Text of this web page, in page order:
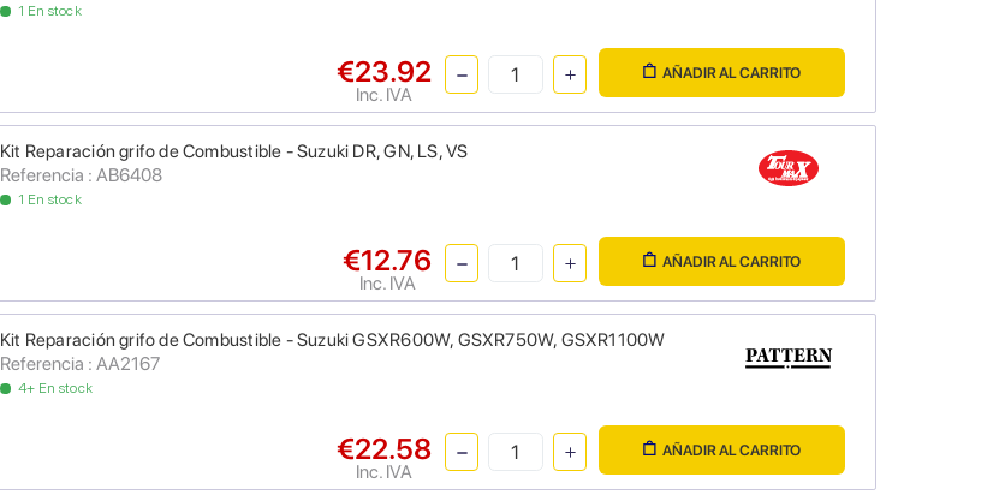
1 En stock
€23.92
Inc. IVA
AÑADIR AL CARRITO
Kit Reparación grifo de Combustible - Suzuki DR, GN, LS, VS
Referencia : AB6408
1 En stock
€12.76
Inc. IVA
AÑADIR AL CARRITO
Kit Reparación grifo de Combustible - Suzuki GSXR600W, GSXR750W, GSXR1100W
Referencia : AA2167
4+ En stock
€22.58
Inc. IVA
AÑADIR AL CARRITO